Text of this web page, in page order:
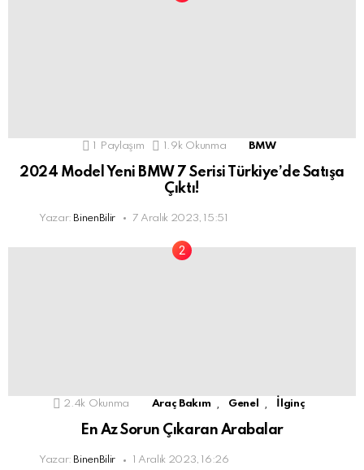
1 Paylaşım 1.9k Okunma BMW
2024 Model Yeni BMW 7 Serisi Türkiye’de Satışa
Çıktı!
Yazar: BinenBilir 7 Aralık 2023, 15:51
2.4k Okunma Araç Bakım Genel İlginç
En Az Sorun Çıkaran Arabalar
Yazar: BinenBilir 1 Aralık 2023, 16:26